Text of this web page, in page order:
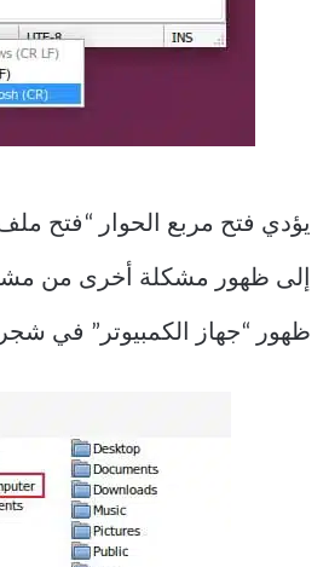
يؤدي فتح مربع الحوار “فتح
ظهور “جهاز الكمبيوتر” في